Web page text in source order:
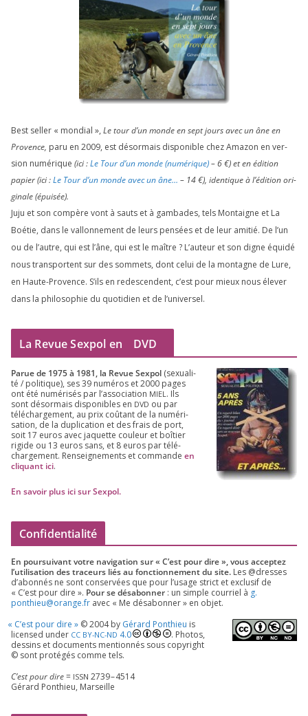
Best sel­ler « mon­dial », Le tour d’un monde en sept jours avec un âne en
Provence, paru en 2009, est désor­mais dis­po­nible chez Amazon en ver­
sion numé­rique (ici :Le Tour d’un monde (numé­rique)–6€) et en édi­tion
papier (ici :Le Tour d’un monde avec un âne… – 14€), iden­tique à l’é­di­tion ori­
gi­nale (épui­sée).
Juju et son com­père vont à sauts et à gam­bades, tels Montaigne et La
Boétie, dans le val­lon­ne­ment de leurs pen­sées et de leur ami­tié. De l’un
ou de l’autre, qui est l’âne, qui est le maître ? L’auteur et son digne équi­dé
nous trans­portent sur des som­mets, dont celui de la mon­tagne de Lure,
en Haute-Provence. S’ils en redes­cendent, c’est pour mieux nous éle­ver
dans la phi­lo­so­phie du quo­ti­dien et de l’universel.
La Revue Sexpol en DVD
Parue de 1975à 1981, la Revue Sex­pol (sexua­li­
té /​ poli­tique), ses39 numé­ros et2000 pages
ont été numé­ri­sés par l’as­so­cia­tion MIEL . Ils
sont désor­mais dis­po­nibles en DVD ou par
télé­char­ge­ment, au prix coû­tant de la numé­ri­
sa­tion, de la dupli­ca­tion et des frais de port,
soit 17 euros avec jaquette cou­leur et boî­tier
rigide ou 13 euros sans, et 8 euros par télé­
char­ge­ment. Ren­sei­gne­ments et com­mande en
cli­quant ici.
En savoir plus ici sur Sexpol.
Confidentialité
En pour­sui­vant votre navi­ga­tion sur « C’est pour dire », vous accep­tez
l’utilisation des tra­ceurs liés au fonc­tion­ne­ment du site. Les @dresses
d’a­bon­nés ne sont conser­vées que pour l’u­sage strict et exclu­sif de
« C’est pour dire ». Pour se désa­bon­ner : un simple cour­riel à g.​
ponthieu@​orange.​fr avec « Me désa­bon­ner » en objet.
« C’est pour dire » ©2004by Gérard Ponthieu is
licen­sed under CC BY-NC-ND 4.0
. Photos,
des­sins et docu­ments men­tion­nés sous copy­right
© sont pro­té­gés comme tels.
C’est pour dire= ISSN 2739–4514
Gérard Ponthieu, Marseille